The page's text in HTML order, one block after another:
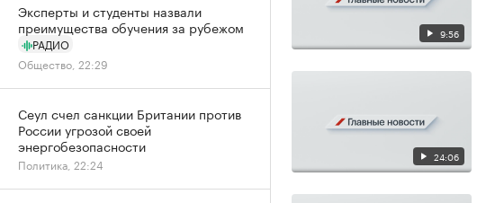
9:56
24:06
Эксперты и студенты назвали
преимущества обучения за рубежом
РАДИО
Общество, 22:29
Сеул счел санкции Британии против
России угрозой своей
энергобезопасности
Политика, 22:24